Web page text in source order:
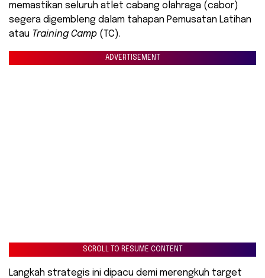
memastikan seluruh atlet cabang olahraga (cabor)
segera digembleng dalam tahapan Pemusatan Latihan
atau Training Camp (TC).
ADVERTISEMENT
SCROLL TO RESUME CONTENT
Langkah strategis ini dipacu demi merengkuh target